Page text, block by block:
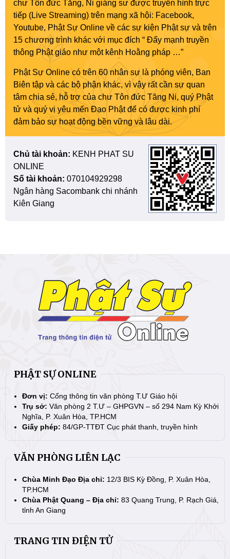
chư Tôn đức Tăng, Ni giảng sư được truyền hình trực
tiếp (Live Streaming) trên mạng xã hội: Facebook,
Youtube, Phật Sự Online về các sự kiện Phật sự và trên
15 chương trình khác với mục đích “ Đẩy mạnh truyền
thông Phật giáo như một kênh Hoằng pháp …”
Phật Sự Online có trên 60 nhân sự là phóng viên, Ban
Biên tập và các bộ phận khác, vì vậy rất cần sự quan
tâm chia sẻ, hỗ trợ của chư Tôn đức Tăng Ni, quý Phật
tử và quý vị yêu mến Đạo Phật để có được kinh phí
đảm bảo sự hoạt động bền vững và lâu dài.
Chủ tài khoản: KENH PHAT SU
ONLINE
Số tài khoản: 070104929298
Ngân hàng Sacombank chi nhánh
Kiên Giang
PHẬT SỰ ONLINE
Đơn vị: Cổng thông tin văn phòng T.Ư Giáo hội
Trụ sở: Văn phòng 2 T.Ư – GHPGVN – số 294 Nam Kỳ Khởi
Nghĩa, P. Xuân Hòa, TP.HCM
Giấy phép: 84/GP-TTĐT Cục phát thanh, truyền hình
VĂN PHÒNG LIÊN LẠC
Chùa Minh Đạo Địa chỉ: 12/3 BIS Kỳ Đồng, P. Xuân Hòa,
TP.HCM
Chùa Phật Quang – Địa chỉ: 83 Quang Trung, P. Rạch Giá,
tỉnh An Giang
TRANG TIN ĐIỆN TỬ